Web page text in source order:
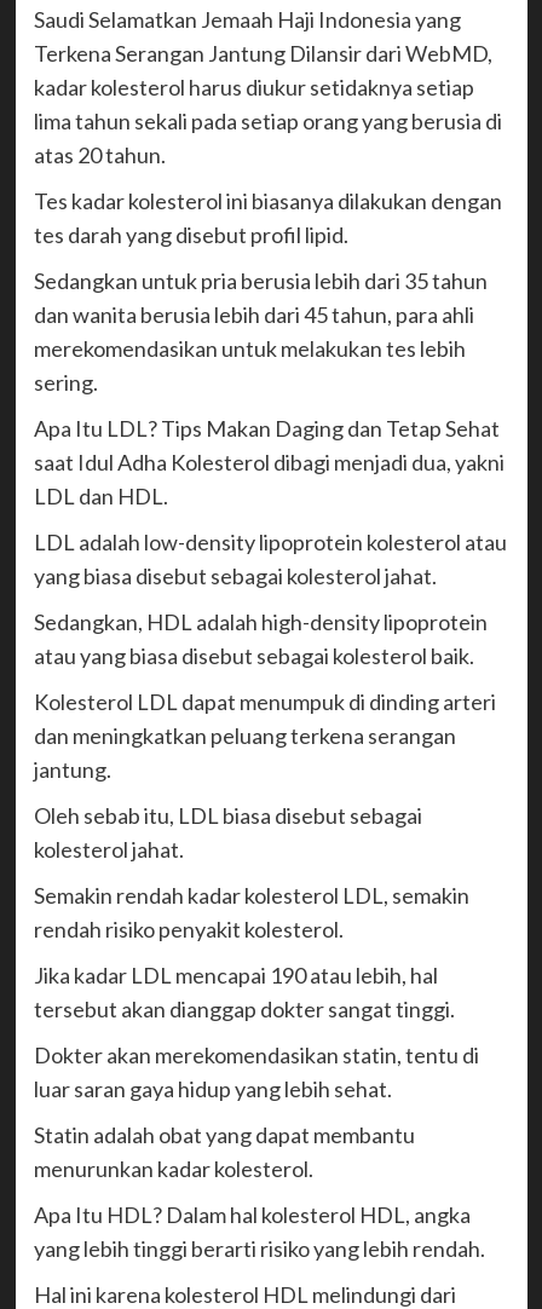
Saudi Selamatkan Jemaah Haji Indonesia yang
Terkena Serangan Jantung Dilansir dari WebMD,
kadar kolesterol harus diukur setidaknya setiap
lima tahun sekali pada setiap orang yang berusia di
atas 20 tahun.
Tes kadar kolesterol ini biasanya dilakukan dengan
tes darah yang disebut profil lipid.
Sedangkan untuk pria berusia lebih dari 35 tahun
dan wanita berusia lebih dari 45 tahun, para ahli
merekomendasikan untuk melakukan tes lebih
sering.
Apa Itu LDL? Tips Makan Daging dan Tetap Sehat
saat Idul Adha Kolesterol dibagi menjadi dua, yakni
LDL dan HDL.
LDL adalah low-density lipoprotein kolesterol atau
yang biasa disebut sebagai kolesterol jahat.
Sedangkan, HDL adalah high-density lipoprotein
atau yang biasa disebut sebagai kolesterol baik.
Kolesterol LDL dapat menumpuk di dinding arteri
dan meningkatkan peluang terkena serangan
jantung.
Oleh sebab itu, LDL biasa disebut sebagai
kolesterol jahat.
Semakin rendah kadar kolesterol LDL, semakin
rendah risiko penyakit kolesterol.
Jika kadar LDL mencapai 190 atau lebih, hal
tersebut akan dianggap dokter sangat tinggi.
Dokter akan merekomendasikan statin, tentu di
luar saran gaya hidup yang lebih sehat.
Statin adalah obat yang dapat membantu
menurunkan kadar kolesterol.
Apa Itu HDL? Dalam hal kolesterol HDL, angka
yang lebih tinggi berarti risiko yang lebih rendah.
Hal ini karena kolesterol HDL melindungi dari